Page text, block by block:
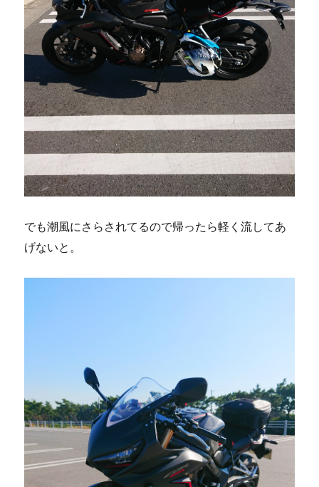
でも潮風にさらされてるので帰ったら軽く流してあ
げないと。